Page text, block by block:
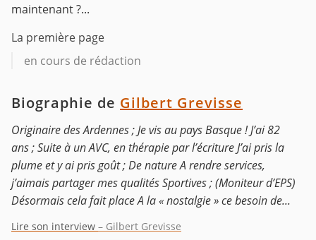
maintenant ?...
La première page
en cours de rédaction
Biographie de Gilbert Grevisse
Originaire des Ardennes ; Je vis au pays Basque ! J’ai 82
ans ; Suite à un AVC, en thérapie par l’écriture J’ai pris la
plume et y ai pris goût ; De nature A rendre services,
j’aimais partager mes qualités Sportives ; (Moniteur d’EPS)
Désormais cela fait place A la « nostalgie » ce besoin de...
Lire son interview – Gilbert Grevisse